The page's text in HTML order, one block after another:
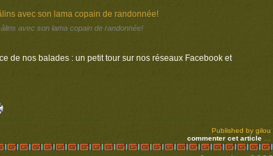
avec son lama copain de randonnée!
de nos balades : un petit tour sur nos réseaux Facebook et
Published by gilou
commenter cet article